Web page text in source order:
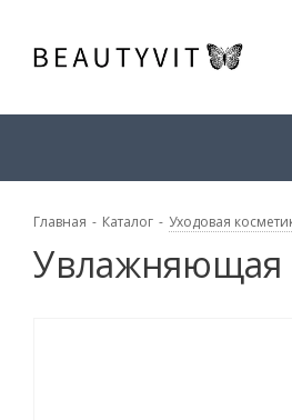
Главная - Каталог - Уходовая
Увлажняющая